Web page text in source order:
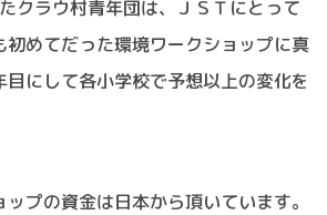
クラウ村青年団は、ＪＳＴにとって
初めてだった環境ワークショップに真
にして各小学校で予想以上の変化を
プの資金は日本から頂いています。